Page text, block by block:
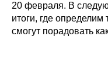
20 февраля. В
итоги, где определим
смогут порадовать